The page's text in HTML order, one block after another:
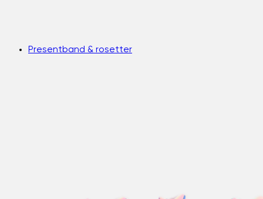
Presentband & rosetter